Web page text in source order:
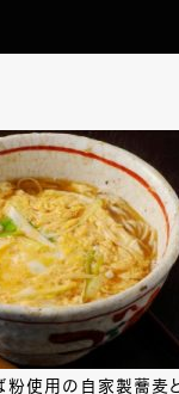
粉使用の自家製蕎麦